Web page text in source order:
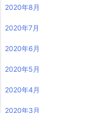
2020年8月
2020年7月
2020年6月
2020年5月
2020年4月
2020年3月